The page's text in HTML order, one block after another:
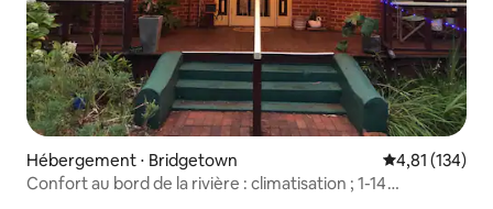
Hébergement ⋅ Bridgetown Évaluation
4,81 (134)
Confort au bord de la rivière : climatisation ; 1-14